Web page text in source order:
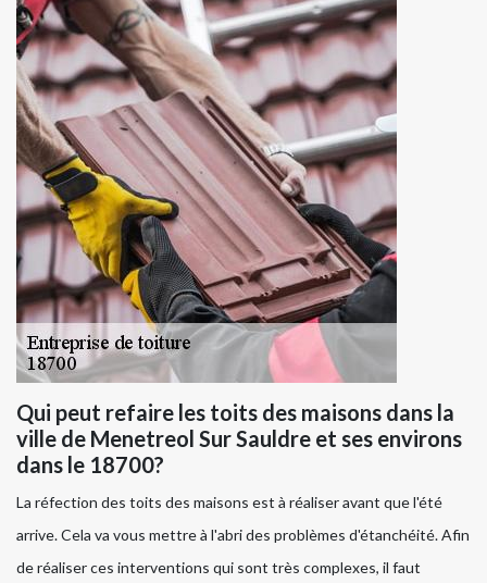
Qui peut refaire les toits des maisons dans la
ville de Menetreol Sur Sauldre et ses environs
dans le 18700?
La réfection des toits des maisons est à réaliser avant que l'été
arrive. Cela va vous mettre à l'abri des problèmes d'étanchéité. Afin
de réaliser ces interventions qui sont très complexes, il faut